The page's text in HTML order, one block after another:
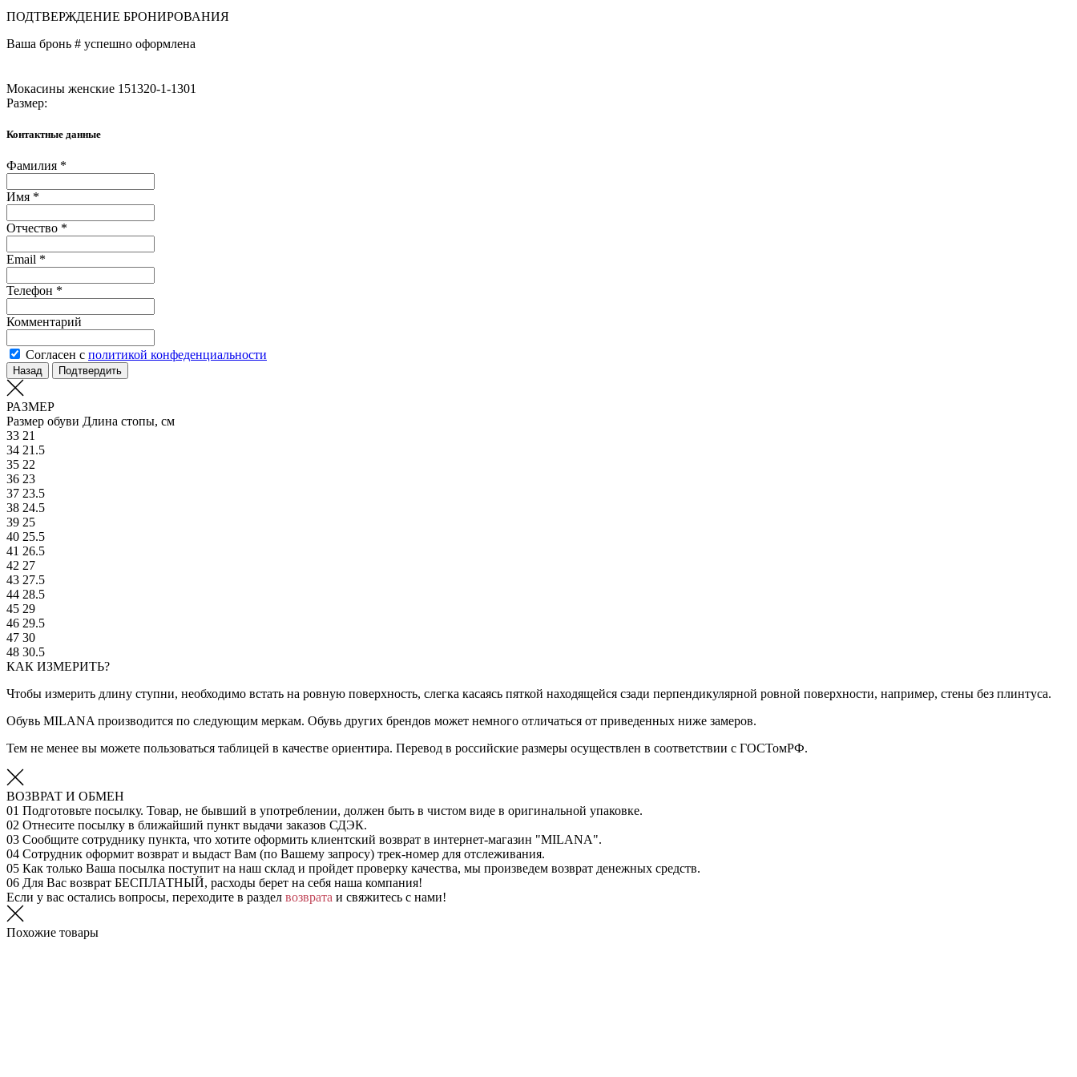
ПОДТВЕРЖДЕНИЕ БРОНИРОВАНИЯ
Ваша бронь # успешно оформлена
Мокасины женские 151320-1-1301
Размер:
Контактные данные
Фамилия *
Имя *
Отчество *
Email *
Телефон *
Комментарий
Согласен с политикой конфеденциальности
Назад Подтвердить
РАЗМЕР
Размер обуви Длина стопы, см
33 21
34 21.5
35 22
36 23
37 23.5
38 24.5
39 25
40 25.5
41 26.5
42 27
43 27.5
44 28.5
45 29
46 29.5
47 30
48 30.5
КАК ИЗМЕРИТЬ?
Чтобы измерить длину ступни, необходимо встать на ровную поверхность, слегка касаясь пяткой находящейся сзади перпендикулярной ровной поверхности, например, стены без плинтуса.
Обувь MILANA производится по следующим меркам. Обувь других брендов может немного отличаться от приведенных ниже замеров.
Тем не менее вы можете пользоваться таблицей в качестве ориентира. Перевод в российские размеры осуществлен в соответствии с ГОСТомРФ.
ВОЗВРАТ И ОБМЕН
01 Подготовьте посылку. Товар, не бывший в употреблении, должен быть в чистом виде в оригинальной упаковке.
02 Отнесите посылку в ближайший пункт выдачи заказов СДЭК.
03 Сообщите сотруднику пункта, что хотите оформить клиентский возврат в интернет-магазин "MILANA".
04 Сотрудник оформит возврат и выдаст Вам (по Вашему запросу) трек-номер для отслеживания.
05 Как только Ваша посылка поступит на наш склад и пройдет проверку качества, мы произведем возврат денежных средств.
06 Для Вас возврат БЕСПЛАТНЫЙ, расходы берет на себя наша компания!
Если у вас остались вопросы, переходите в раздел возврата и свяжитесь с нами!
Похожие товары